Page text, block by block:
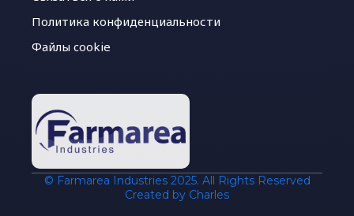
Политика конфиденциальности
Файлы cookie
© Farmarea Industries 2025. All Rights Reserved
Created by Charles